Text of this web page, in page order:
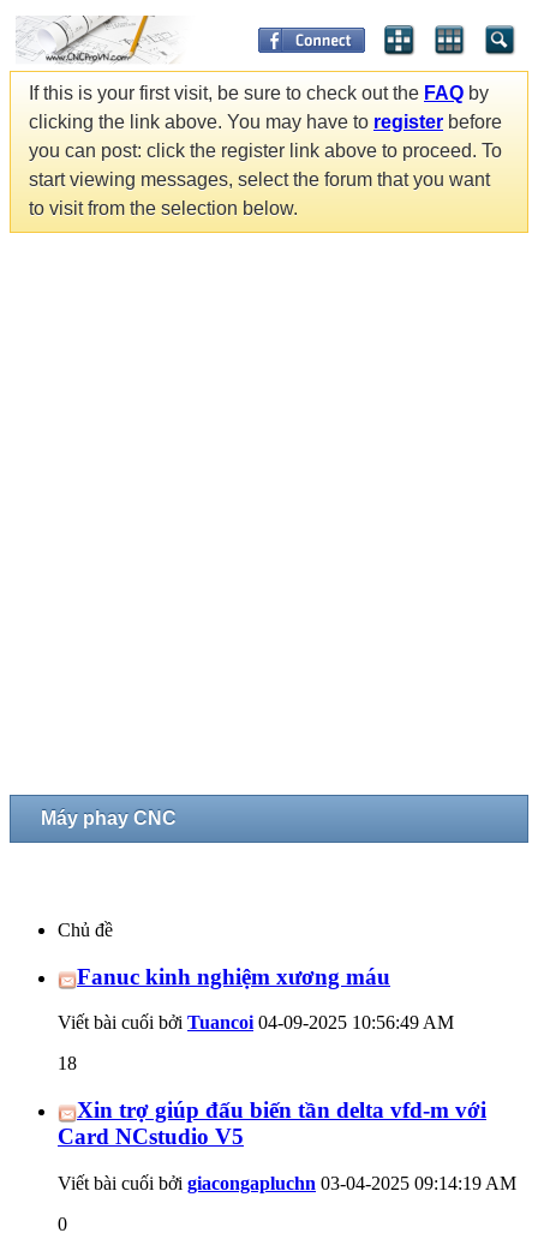
If this is your first visit, be sure to check out the FAQ by
clicking the link above. You may have to register before
you can post: click the register link above to proceed. To
start viewing messages, select the forum that you want
to visit from the selection below.
Máy phay CNC
Chủ đề
Fanuc kinh nghiệm xương máu
Viết bài cuối bởi Tuancoi 04-09-2025 10:56:49 AM
18
Xin trợ giúp đấu biến tần delta vfd-m với
Card NCstudio V5
Viết bài cuối bởi giacongapluchn 03-04-2025 09:14:19 AM
0